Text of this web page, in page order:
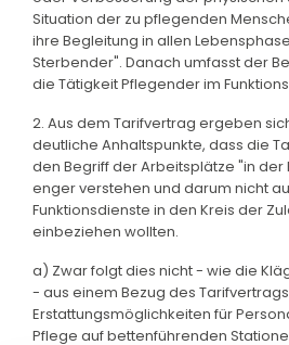
Situation der zu pflegenden
ihre Begleitung in allen
Sterbender". Danach umfasst der
die Tätigkeit Pflegender im
2. Aus dem Tarifvertrag ergeben
deutliche Anhaltspunkte, dass die
den Begriff der Arbeitsplätze "in der
enger verstehen und darum nicht
Funktionsdienste in den Kreis der
einbeziehen wollten.
a) Zwar folgt dies nicht - wie die
- aus einem Bezug des
Erstattungsmöglichkeiten für
Pflege auf bettenführenden